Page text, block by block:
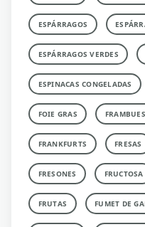
ESPÁRRAGOS
ESPÁRRAGOS VERDES
ESPINACAS CONGELADAS
FOIE GRAS
FRANKFURTS FRESAS
FRESONES FRUCTOSA
FRUTAS FUMET DE